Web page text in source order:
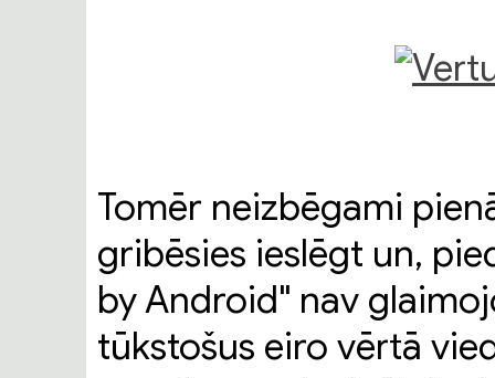
Tomēr neizbēgami
gribēsies ieslēgt un,
by Android" nav
tūkstošus eiro vērtā